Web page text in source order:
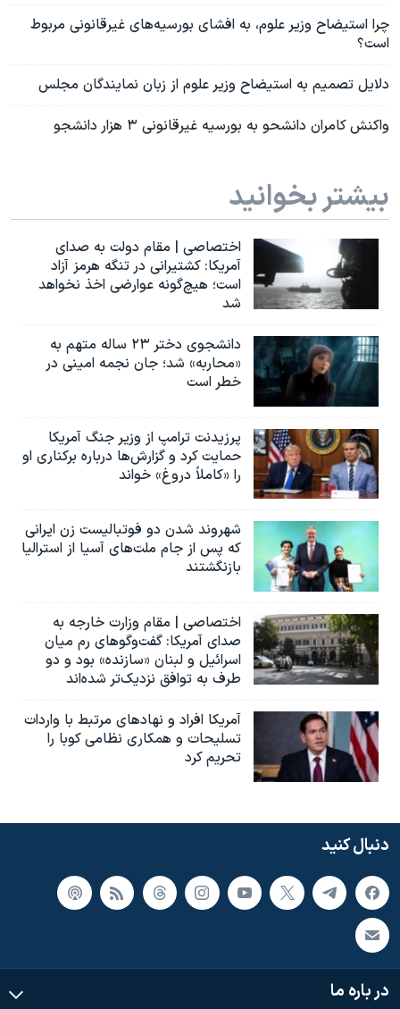
چرا استیضاح وزیر علوم، به افشای بورسیه‌های غیرقانونی مربوط
است؟
دلایل تصمیم به استیضاح وزیر علوم از زبان نمایندگان مجلس
واکنش کامران دانشحو به بورسیه غیرقانونی ۳ هزار دانشجو
بیشتر بخوانید
اختصاصی | مقام دولت به صدای
آمریکا: کشتیرانی در تنگه هرمز آزاد
است؛ هیچ‌گونه عوارضی اخذ نخواهد
شد
دانشجوی دختر ۲۳ ساله متهم به
«محاربه» شد؛ جان نجمه امینی در
خطر است
پرزیدنت ترامپ از وزیر جنگ آمریکا
حمایت کرد و گزارش‌ها درباره برکناری او
را «کاملاً دروغ» خواند
شهروند شدن دو فوتبالیست زن ایرانی
که پس از جام ملت‌های آسیا از استرالیا
بازنگشتند
اختصاصی | مقام وزارت خارجه به
صدای آمریکا: گفت‌وگوهای رم میان
اسرائیل و لبنان «سازنده» بود و دو
طرف به توافق نزدیک‌تر شده‌اند
آمریکا افراد و نهادهای مرتبط با واردات
تسلیحات و همکاری نظامی کوبا را
تحریم کرد
دنبال کنید
در باره ما